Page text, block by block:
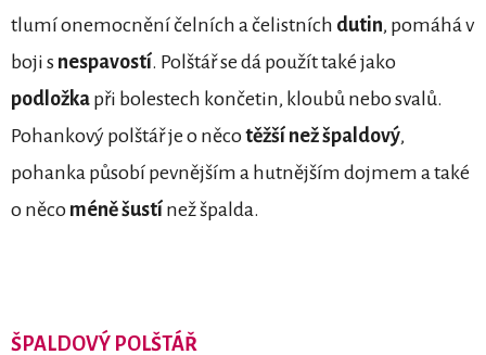
tlumí onemocnění čelních a čelistních dutin, pomáhá v
boji s nespavostí. Polštář se dá použít také jako
podložka při bolestech končetin, kloubů nebo svalů.
Pohankový polštář je o něcotěžší než špaldový,
pohanka působí pevnějším a hutnějším dojmem a také
o něco méně šustí než špalda.
ŠPALDOVÝ POLŠTÁŘ